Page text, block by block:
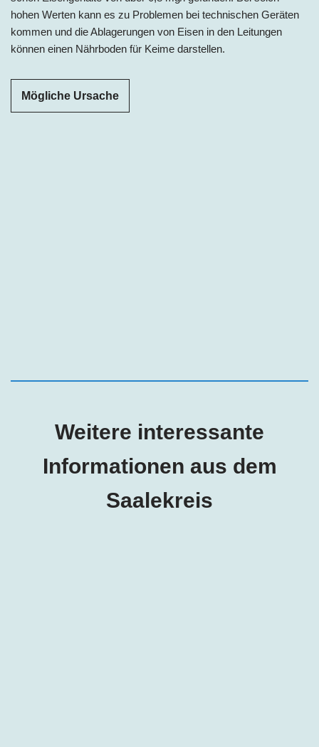
hohen Werten kann es zu Problemen bei technischen Geräten
kommen und die Ablagerungen von Eisen in den Leitungen
können einen Nährboden für Keime darstellen.
Mögliche Ursache
Weitere interessante
Informationen aus dem
Saalekreis